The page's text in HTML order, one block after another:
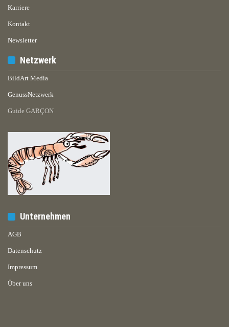
Karriere
Kontakt
Newsletter
Netzwerk
BildArt Media
GenussNetzwerk
Guide GARÇON
Unternehmen
AGB
Datenschutz
Impressum
Über uns